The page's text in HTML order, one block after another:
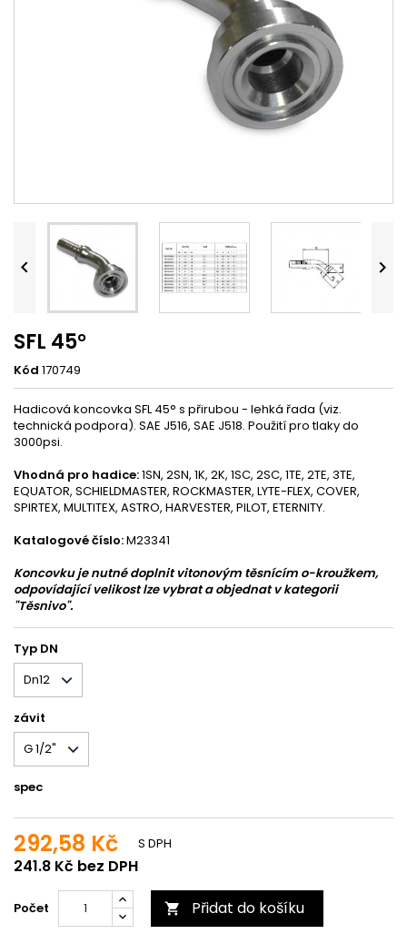
 
SFL 45°
Kód 170749
Hadicová koncovka SFL 45° s přirubou - lehká řada (viz.
technická podpora). SAE J516, SAE J518. Použití pro tlaky do
3000psi.
Vhodná pro hadice:1SN, 2SN, 1K, 2K, 1SC, 2SC, 1TE, 2TE, 3TE,
EQUATOR, SCHIELDMASTER, ROCKMASTER, LYTE-FLEX, COVER,
SPIRTEX, MULTITEX, ASTRO, HARVESTER, PILOT, ETERNITY.
Katalogové číslo:M23341
Koncovku je nutné doplnit vitonovým těsnícím o-kroužkem,
odpovídající velikost lze vybrat a objednat v kategorii
"Těsnivo".
Typ DN
závit
spec
292,58 Kč
241.8 Kč bez DPH
S DPH
Počet  Přidat do košíku